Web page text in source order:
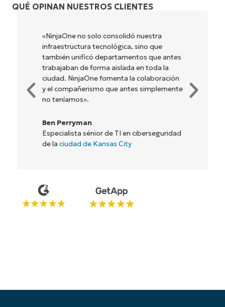
QUÉ OPINAN NUESTROS CLIENTES
«NinjaOne permite a nuestra empresa, así
como a los propietarios y operadores con
los que colaboramos, ser más rentables.
Todos salimos ganando».
Rory McCune
Director de TI en
email*